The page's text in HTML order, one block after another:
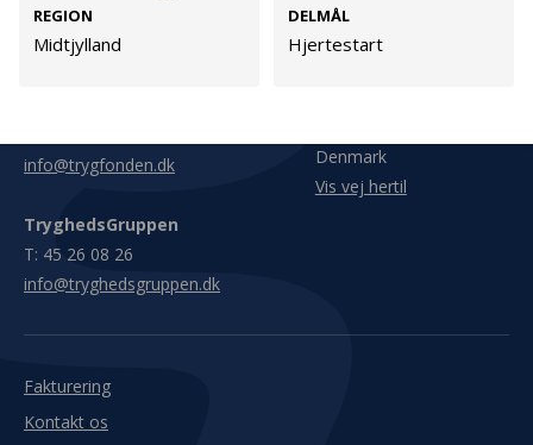
REGION
Midtjylland
DELMÅL
Hjertestart
Kontakt
info@trygfonden.dk
TryghedsGruppen
T: 45 26 08 26
info@tryghedsgruppen.dk
Adresse
Denmark
Vis vej hertil
Fakturering
Kontakt os